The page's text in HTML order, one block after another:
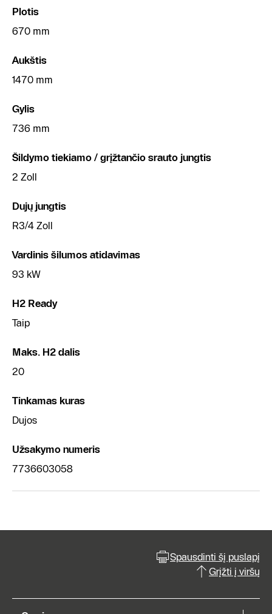
Plotis
670 mm
Aukštis
1470 mm
Gylis
736 mm
Šildymo tiekiamo / grįžtančio srauto jungtis
2 Zoll
Dujų jungtis
R3/4 Zoll
Vardinis šilumos atidavimas
93 kW
H2 Ready
Taip
Maks. H2 dalis
20
Tinkamas kuras
Dujos
Užsakymo numeris
7736603058
Spausdinti šį puslapį
Grįžti į viršų